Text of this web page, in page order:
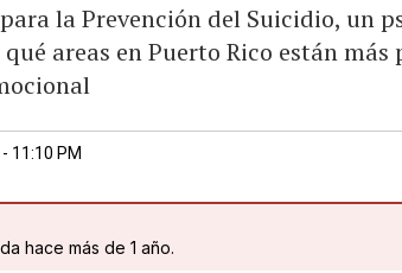
la Prevención del Suicidio, un
areas en Puerto Rico están más
11:10 PM
hace más de 1 año.